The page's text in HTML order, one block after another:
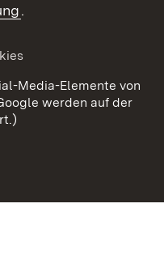
.
Media-Elemente von
werden auf der